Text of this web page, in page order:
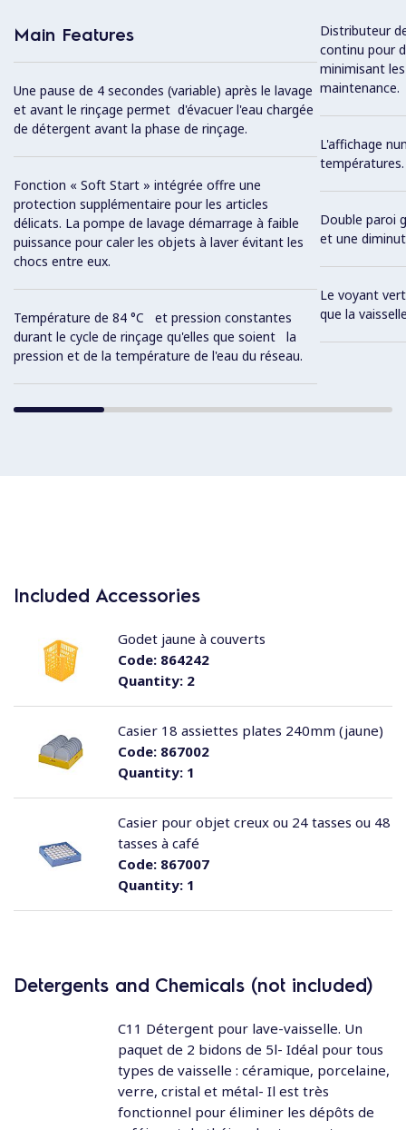
Main Features
Une pause de 4 secondes (variable) après le lavage
et avant le rinçage permet d'évacuer l'eau chargée
de détergent avant la phase de rinçage.
Fonction « Soft Start » intégrée offre une
protection supplémentaire pour les articles
délicats. La pompe de lavage démarrage à faible
puissance pour caler les objets à laver évitant les
chocs entre eux.
Température de 84 °C et pression constantes
durant le cycle de rinçage qu'elles que soient la
pression et de la température de l'eau du réseau.
Distributeur
continu pour
minimisant
maintenance.
L'affichage
températures.
Double paroi
et une
Le voyant
que la
Included Accessories
Quantity:2
Code:864242
Godet jaune à couverts
Quantity:1
Code:867002
Casier 18 assiettes plates 240mm (jaune)
Quantity:1
Code:867007
Casier pour objet creux ou 24 tasses ou 48
tasses à café
Detergents and Chemicals (not included)
C11 Détergent pour lave-vaisselle. Un
paquet de 2 bidons de 5l- Idéal pour tous
types de vaisselle : céramique, porcelaine,
verre, cristal et métal- Il est très
fonctionnel pour éliminer les dépôts de